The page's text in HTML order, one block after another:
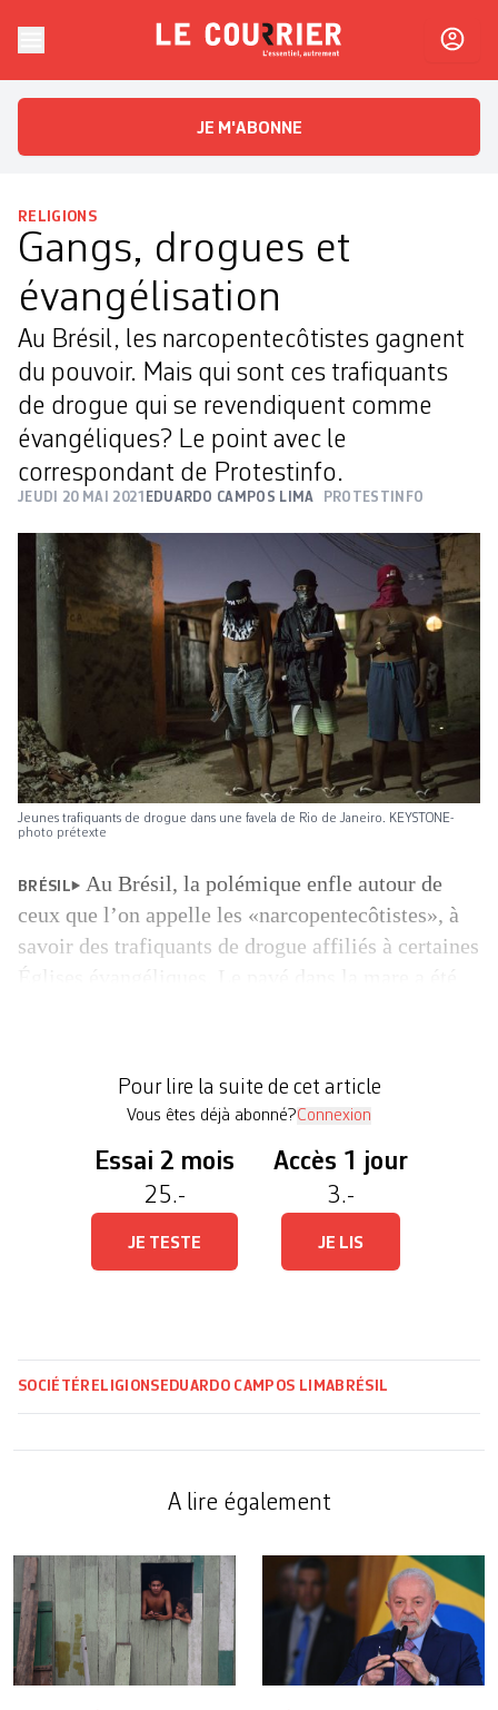
Le CourrierL'essentiel, autrement
JE M'ABONNE
RELIGIONS
Gangs, drogues et
évangélisation
Au Brésil, les narcopentecôtistes gagnent
du pouvoir. Mais qui sont ces trafiquants
de drogue qui se revendiquent comme
évangéliques? Le point avec le
correspondant de Protestinfo.
JEUDI 20 MAI 2021 EDUARDO CAMPOS LIMA PROTESTINFO
Jeunes trafiquants de drogue dans une favela de Rio de Janeiro. KEYSTONE-
photo prétexte
BRÉSIL
Au Brésil, la polémique enfle autour de
ceux que l’on appelle les «narcopentecôtistes», à
savoir des trafiquants de drogue affiliés à certaines
criminel et certaines […]
Pour lire la suite de cet article
Vous êtes déjà abonné?Connexion
Essai 2 mois
25.-
JE TESTE
Accès 1 jour
3.-
JE LIS
SOCIÉTÉ RELIGIONS EDUARDO CAMPOS LIMA BRÉSIL
A lire également